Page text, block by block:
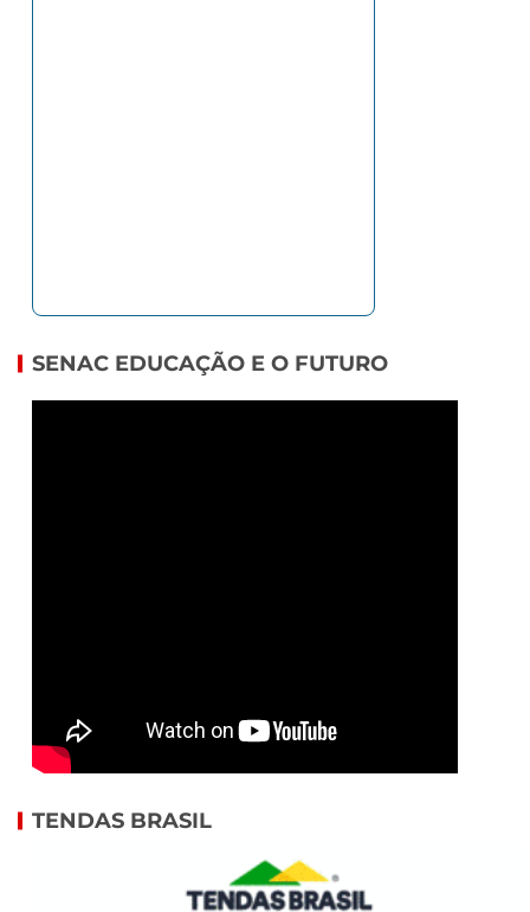
SENAC EDUCAÇÃO E O FUTURO
TENDAS BRASIL